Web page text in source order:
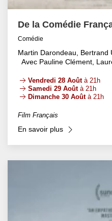
De la Comédie
Comédie
Martin Darondeau, Bertrand
Avec Pauline Clément,
Vendredi 28 Aoûtà 21h
Samedi 29 Aoûtà 21h
Dimanche 30 Aoûtà 21h
Film Français
En savoir plus